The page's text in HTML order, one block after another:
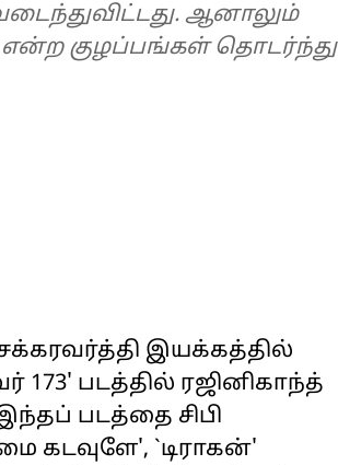
ஆனாலும்
என்ற குழப்பங்கள் தொடர்ந்து
சக்கரவர்த்தி இயக்கத்தில்
173' படத்தில் ரஜினிகாந்த்
படத்தை சிபி
கடவுளே', `டிராகன்'